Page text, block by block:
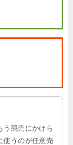
う競売にかけら
使うのが任意売